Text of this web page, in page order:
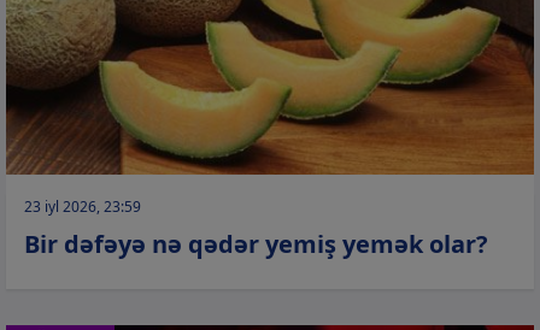
23 iyl 2026, 23:59
Bir dəfəyə nə qədər yemiş yemək olar?